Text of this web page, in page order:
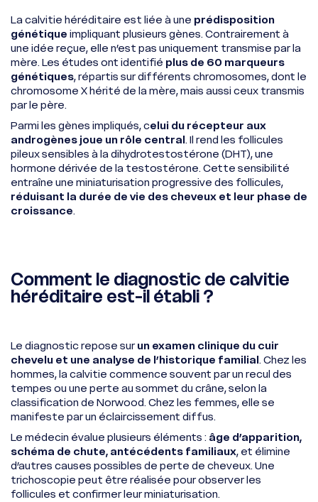
La calvitie héréditaire est liée à une prédisposition
génétique impliquant plusieurs gènes. Contrairement à
une idée reçue, elle n’est pas uniquement transmise par la
mère. Les études ont identifié plus de 60 marqueurs
génétiques, répartis sur différents chromosomes, dont le
chromosome X hérité de la mère, mais aussi ceux transmis
par le père.
Parmi les gènes impliqués, celui du récepteur aux
androgènes joue un rôle central. Il rend les follicules
pileux sensibles à la dihydrotestostérone (DHT), une
hormone dérivée de la testostérone. Cette sensibilité
entraîne une miniaturisation progressive des follicules,
réduisant la durée de vie des cheveux et leur phase de
croissance.
Comment le diagnostic de calvitie
héréditaire est-il établi ?
Le diagnostic repose surun examen clinique du cuir
chevelu et une analyse de l’historique familial. Chez les
hommes, la calvitie commence souvent par un recul des
tempes ou une perte au sommet du crâne, selon la
classification de Norwood. Chez les femmes, elle se
manifeste par un éclaircissement diffus.
Le médecin évalue plusieurs éléments : âge d’apparition,
schéma de chute, antécédents familiaux, et élimine
d’autres causes possibles de perte de cheveux. Une
trichoscopie peut être réalisée pour observer les
follicules et confirmer leur miniaturisation.